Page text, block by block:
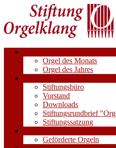
Orgel des Monats
Orgel des Jahres
Stiftungsbüro
Vorstand
Downloads
Stiftungsrundbrief
Stiftungssatzung
Geförderte Orgeln